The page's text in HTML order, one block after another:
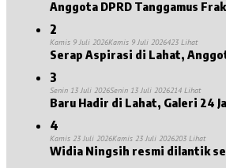
2
Kamis 9 Juli 2026Kamis 9 Juli 2026423 Lihat
Serap Aspirasi di Lahat,
3
Senin 13 Juli 2026Senin 13 Juli 2026214 Lihat
4
Kamis 23 Juli 2026Kamis 23 Juli 2026203 Lihat
Widia Ningsih resmi dilantik